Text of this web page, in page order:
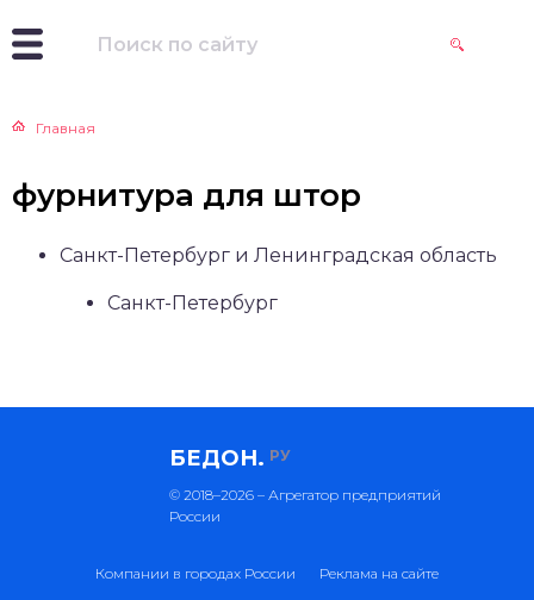
Главная
фурнитура для штор
Санкт-Петербург и Ленинградская область
Санкт-Петербург
БЕДОН. РУ
© 2018–2026 – Агрегатор предприятий
России
Компании в городах России Реклама на сайте